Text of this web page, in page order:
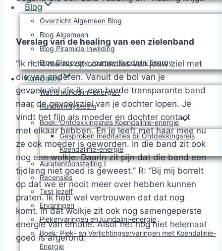
Blog
Overzicht Algemeen Blog
Blog Algemeen
Blog Piramide Inwijding
Blog Discovery Journey Kundalini Energy
Kundalini
Wat is kundalini-energie?
Kundalinisysteem
Boek: Ontdekkingsreis Koendalinie-energie
Gesproken meditaties bij Ontdekkingsreis
Koendalinie-energie
Auratentoonstelling I
Recensies
Test jezelf
Ervaringen
Piekervaringen en kundalini-energie
Boek: Piek- en Verlichtingservaringen met Koendalinie-
Energie
Verslag van de healing van een zielenband
“Ik richt me nu op connecties van jouw ziel met
die van anderen. Vanuit de bol van je
gevoelsziel zie ik een brede transparante band
naar de gevoelsziel van je dochter lopen. Je
vindt het fijn als moeder en dochter contact
met elkaar hebben. En je leeft met haar mee nu
ze ook moeder is geworden. In die band zit ook
nog een wolkje. Daarin zit pijn dat die band een
tijdlang niet goed is geweest.” R: “Bij mij borrelt
op dat we er nooit meer over hebben kunnen
praten. Ik heb wel vertrouwen dat dat nog
komt. In dat wolkje zit ook nog samengeperste
energie van emotie. Alsof het nog niet helemaal
goed is afgerond: